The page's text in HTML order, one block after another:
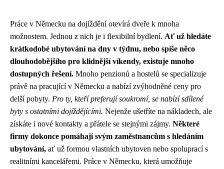
Práce v Německu na dojíždění otevírá dveře k mnoha
možnostem. Jednou z nich je i flexibilní bydlení. Ať už hledáte
krátkodobé ubytování na dny v týdnu, nebo spíše něco
dlouhodobějšího pro klidnější víkendy, existuje mnoho
dostupných řešení. Mnoho penzionů a hostelů se specializuje
právě na pracující v Německu a nabízí zvýhodněné ceny pro
delší pobyty. Pro ty, kteří preferují soukromí, se nabízí sdílené
byty s ostatními dojíždějícími. Nejenže ušetříte na nákladech, ale
získáte i nové kontakty a přátele se stejnými zájmy. Některé
firmy dokonce pomáhají svým zaměstnancům s hledáním
ubytování, ať už formou vlastních ubytoven nebo spoluprací s
realitními kancelářemi. Práce v Německu, která umožňuje